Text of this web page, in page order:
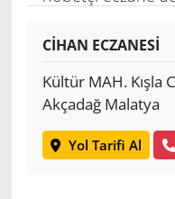
CİHAN ECZANESİ
Kültür MAH. Kışla
Akçadağ Malatya
Yol Tarifi Al
Yerel